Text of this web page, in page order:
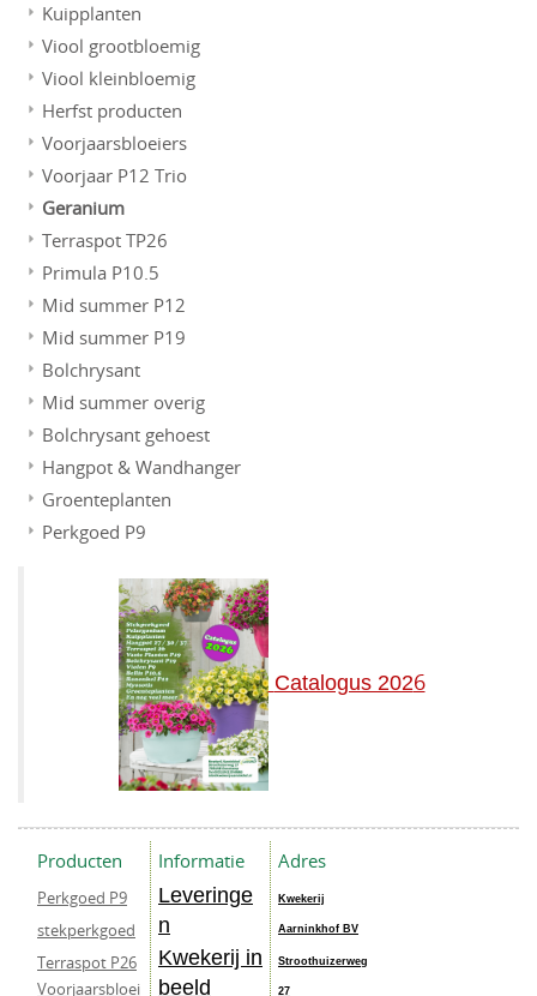
Kuipplanten
Viool grootbloemig
Viool kleinbloemig
Herfst producten
Voorjaarsbloeiers
Voorjaar P12 Trio
Geranium
Terraspot TP26
Primula P10.5
Mid summer P12
Mid summer P19
Bolchrysant
Mid summer overig
Bolchrysant gehoest
Hangpot & Wandhanger
Groenteplanten
Perkgoed P9
Catalogus 2026
Producten
Perkgoed P9
stekperkgoed
Terraspot P26
Voorjaarsbloei
Informatie
Leveringe
n
Kwekerij in
beeld
Adres
Kwekerij
Aarninkhof BV
Stroothuizerweg
27